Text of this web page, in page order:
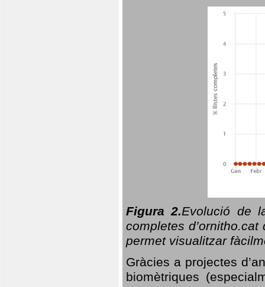
Figura 2.Evolució de
completes
permet visualitzar
Gràcies a projectes
biomètriques